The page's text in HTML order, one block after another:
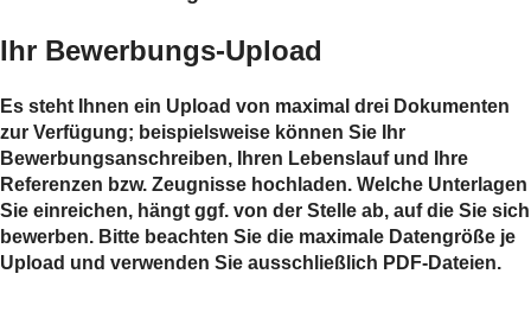
Ihr Bewerbungs-Upload
Es steht Ihnen ein Upload von maximal drei Dokumenten
zur Verfügung; beispielsweise können Sie Ihr
Bewerbungsanschreiben, Ihren Lebenslauf und Ihre
Referenzen bzw. Zeugnisse hochladen. Welche Unterlagen
Sie einreichen, hängt ggf. von der Stelle ab, auf die Sie sich
bewerben. Bitte beachten Sie die maximale Datengröße je
Upload und verwenden Sie ausschließlich PDF-Dateien.